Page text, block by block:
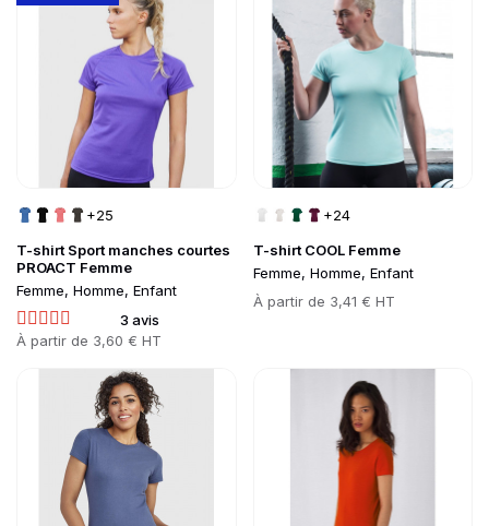
T-shirt Sport manches courtes
PROACT Femme
Femme, Homme, Enfant
3 avis
Prix
À partir de 3,60 € HT
+25
T-shirt COOL Femme
Femme, Homme, Enfant
Prix
À partir de 3,41 € HT
+24
Go to product page Go to product page